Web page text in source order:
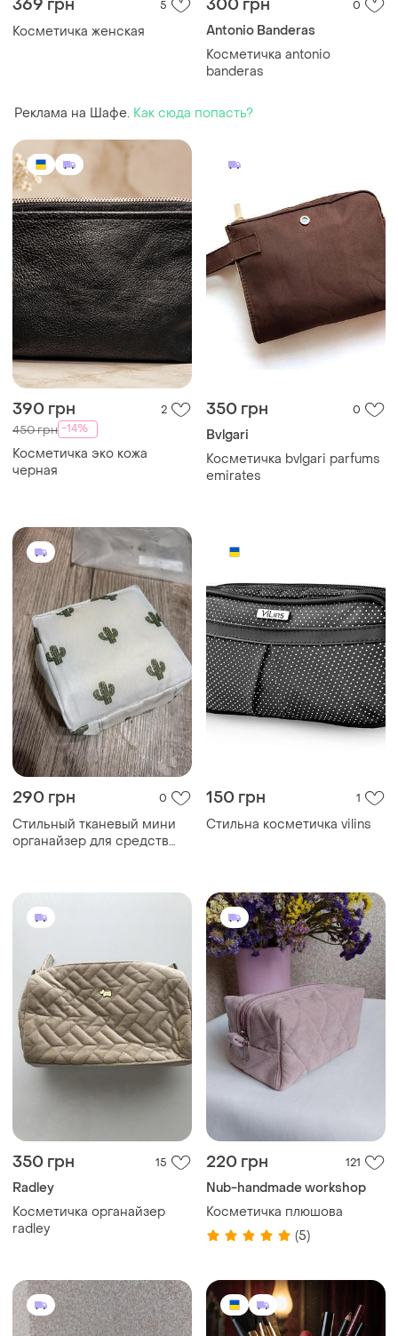
369 грн 5
Косметичка женская
300 грн 0
Antonio Banderas
Косметичка antonio
banderas
Реклама на Шафе. Как сюда попасть?
390 грн 2
450 грн -14%
Косметичка эко кожа
черная
350 грн 0
Bvlgari
Косметичка bvlgari parfums
emirates
290 грн 0
Стильный тканевый мини
органайзер для средств
150 грн 1
Стильна косметичка vilins
350 грн 15
Radley
Косметичка органайзер
radley
220 грн 121
Nub-handmade workshop
Косметичка плюшова
(5)